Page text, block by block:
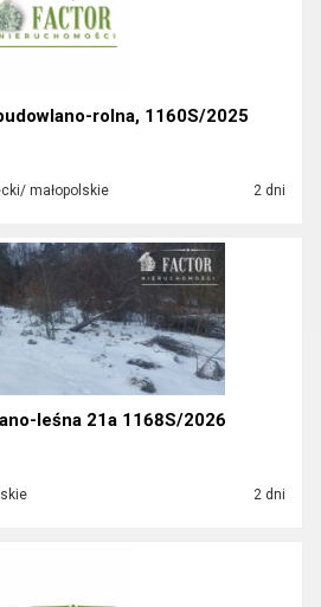
rolna, 1160S/2025
małopolskie 2 dni
leśna 21a 1168S/2026
2 dni